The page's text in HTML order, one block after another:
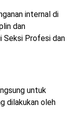
internal di
dan
Seksi Profesi dan
untuk
dilakukan oleh